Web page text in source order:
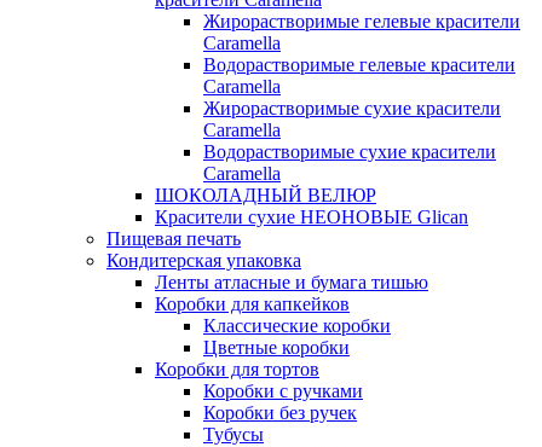
Жирорастворимые гелевые красители
Caramella
Водорастворимые гелевые красители
Caramella
Жирорастворимые сухие красители
Caramella
Водорастворимые сухие красители
Caramella
ШОКОЛАДНЫЙ ВЕЛЮР
Красители сухие НЕОНОВЫЕ Glican
Пищевая печать
Кондитерская упаковка
Ленты атласные и бумага тишью
Коробки для капкейков
Классические коробки
Цветные коробки
Коробки для тортов
Коробки с ручками
Коробки без ручек
Тубусы